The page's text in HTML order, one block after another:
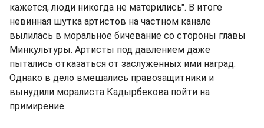
кажется, люди никогда не матерились". В итоге
невинная шутка артистов на частном канале
вылилась в моральное бичевание со стороны главы
Минкультуры. Артисты под давлением даже
пытались отказаться от заслуженных ими наград.
Однако в дело вмешались правозащитники и
вынудили моралиста Кадырбекова пойти на
примирение.